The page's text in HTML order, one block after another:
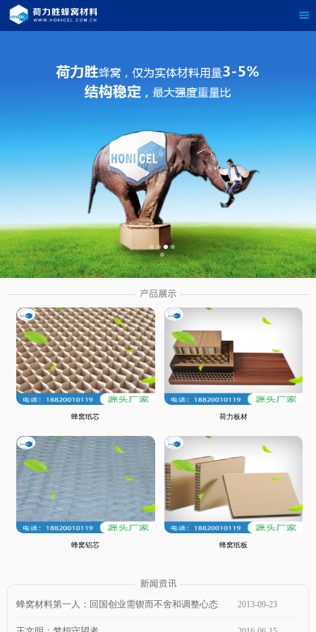
茶
蜂窝纸芯 荷力板材
蜂窝铝芯 蜂窝纸板
蜂窝材料第一人：回国创业需锲而不舍和调整心态 2013-09-23